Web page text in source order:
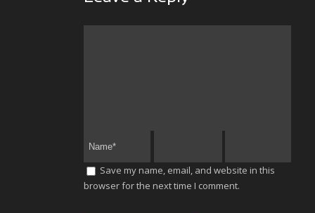
Save my name, email, and website in this
browser for the next time I comment.